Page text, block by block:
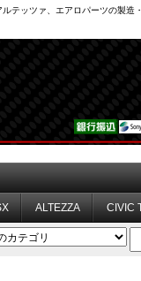
テッツァ、エアロパーツの製造
ALTEZZA CIVIC